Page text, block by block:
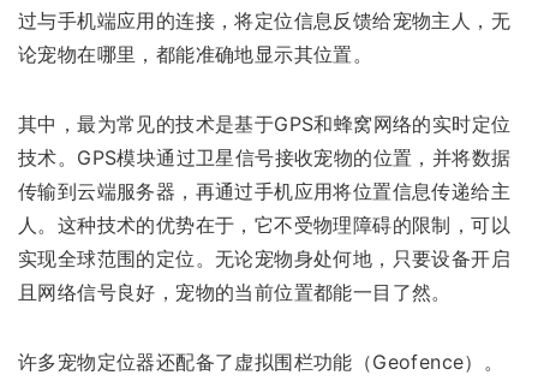
过与手机端应用的连接，将定位信息反馈给宠物主人，无
论宠物在哪里，都能准确地显示其位置。
其中，最为常见的技术是基于GPS和蜂窝网络的实时定位
技术。GPS模块通过卫星信号接收宠物的位置，并将数据
传输到云端服务器，再通过手机应用将位置信息传递给主
人。这种技术的优势在于，它不受物理障碍的限制，可以
实现全球范围的定位。无论宠物身处何地，只要设备开启
且网络信号良好，宠物的当前位置都能一目了然。
许多宠物定位器还配备了虚拟围栏功能（Geofence）。